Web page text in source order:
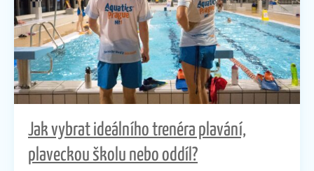
Jak vybrat ideálního trenéra plavání,
plaveckou školu nebo oddíl?